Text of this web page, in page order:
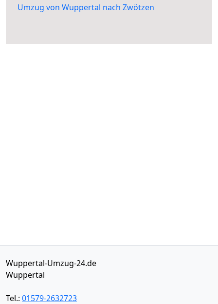
Umzug von Wuppertal nach Zwötzen
Wuppertal-Umzug-24.de
Wuppertal
Tel.: 01579-2632723